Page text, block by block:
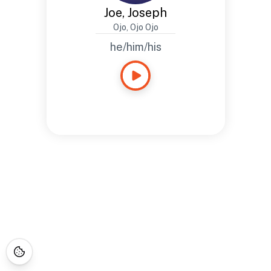
Joe, Joseph
Ojo, Ojo Ojo
he/him/his